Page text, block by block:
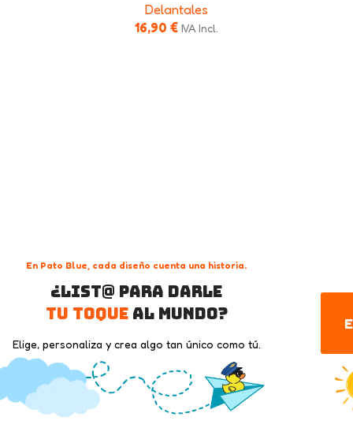
Delantales
16,90 € IVA Incl.
En Pato Blue, cada diseño cuenta una historia.
¿List@ para darle
tu toqueal mundo?
Elige, personaliza y crea algo tan único como tú.